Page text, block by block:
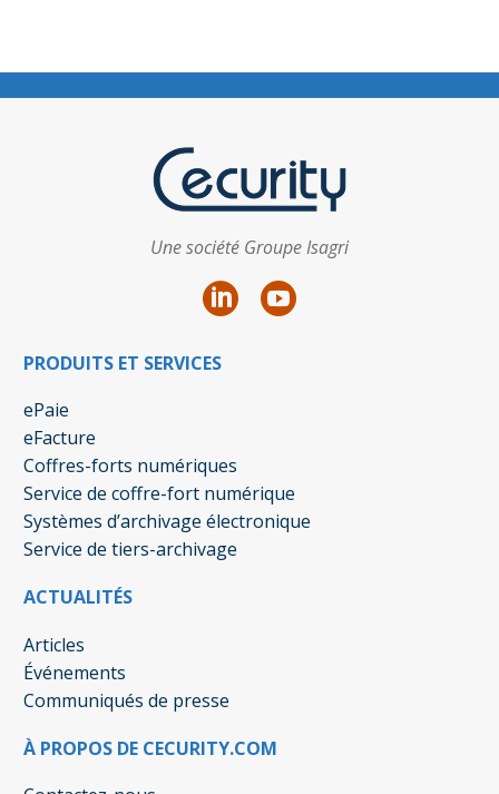
Une société Groupe Isagri
PRODUITS ET SERVICES
ePaie
eFacture
Coffres-forts numériques
Service de coffre-fort numérique
Systèmes d’archivage électronique
Service de tiers-archivage
ACTUALITÉS
Articles
Événements
Communiqués de presse
À PROPOS DE CECURITY.COM